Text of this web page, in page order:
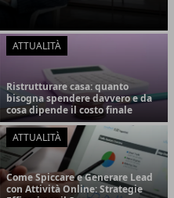
ATTUALITÀ
Ristrutturare casa: quanto
bisogna spendere davvero e da
cosa dipende il costo finale
ATTUALITÀ
Come Spiccare e Generare Lead
con Attività Online: Strategie